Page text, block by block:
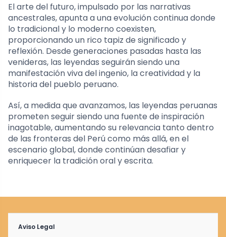
El arte del futuro, impulsado por las narrativas
ancestrales, apunta a una evolución continua donde
lo tradicional y lo moderno coexisten,
proporcionando un rico tapiz de significado y
reflexión. Desde generaciones pasadas hasta las
venideras, las leyendas seguirán siendo una
manifestación viva del ingenio, la creatividad y la
historia del pueblo peruano.
Así, a medida que avanzamos, las leyendas peruanas
prometen seguir siendo una fuente de inspiración
inagotable, aumentando su relevancia tanto dentro
de las fronteras del Perú como más allá, en el
escenario global, donde continúan desafiar y
enriquecer la tradición oral y escrita.
Aviso Legal